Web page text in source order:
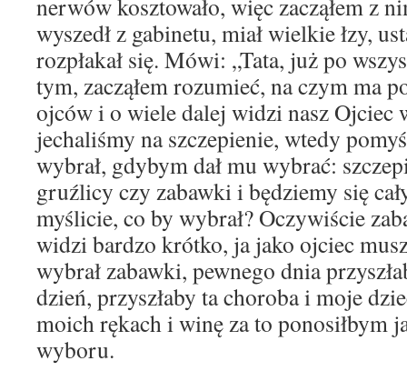
nerwów kosztowało, więc zacząłem z
wyszedł z gabinetu, miał wielkie łzy,
rozpłakał się. Mówi: „Tata, już po
tym, zacząłem rozumieć, na czym ma
ojców i o wiele dalej widzi nasz Ojciec
jechaliśmy na szczepienie, wtedy
wybrał, gdybym dał mu wybrać:
gruźlicy czy zabawki i będziemy się
myślicie, co by wybrał? Oczywiście
widzi bardzo krótko, ja jako ojciec
wybrał zabawki, pewnego dnia
dzień, przyszłaby ta choroba i moje
moich rękach i winę za to ponosiłbym
wyboru.